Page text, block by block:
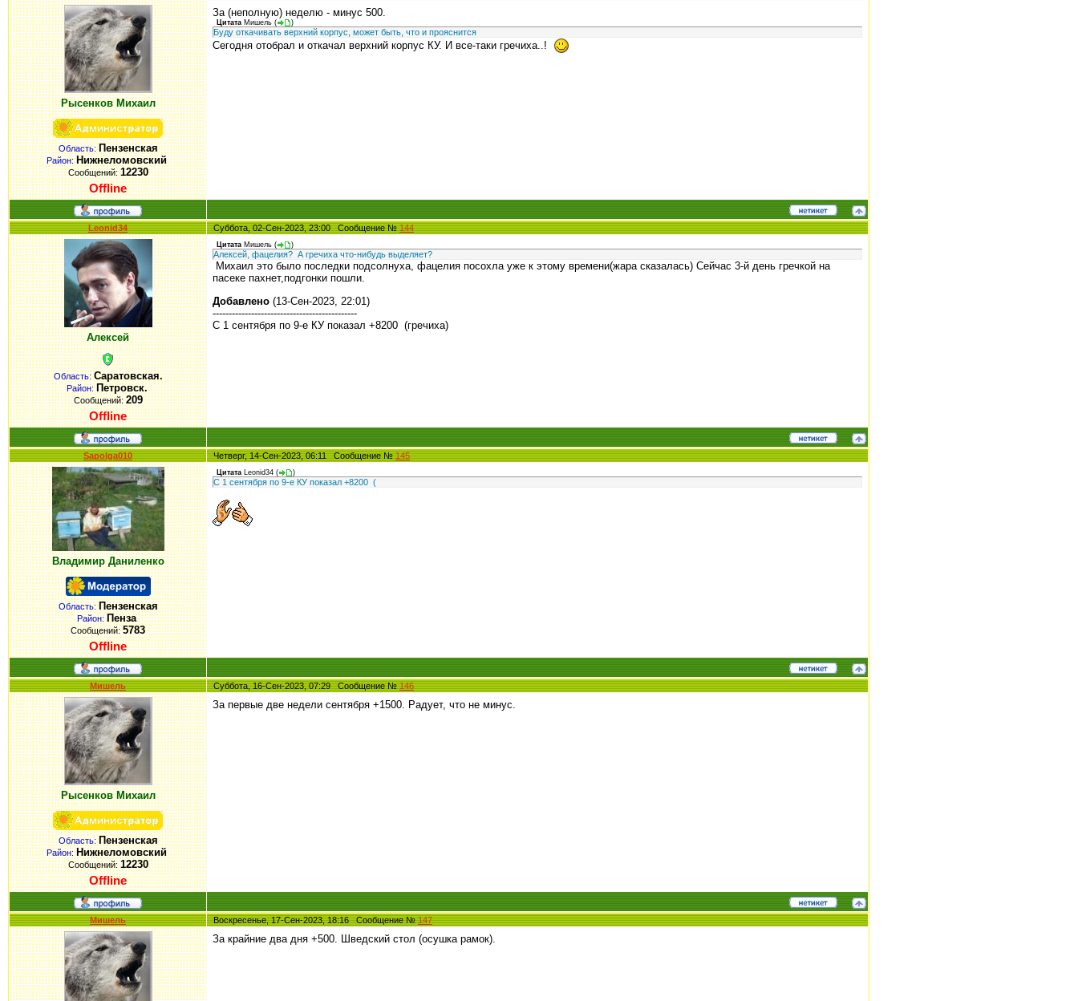
Рысенков Михаил
Область:Пензенская
Район: Нижнеломовский
Сообщений:12230
Offline
За (неполную) неделю - минус 500.
Цитата Мишель ( )
Буду откачивать верхний корпус, может быть, что и прояснится
Сегодня отобрал и откачал верхний корпус КУ. И все-таки гречиха..!
Leonid34 Суббота, 02-Сен-2023, 23:00 Сообщение №144
Алексей
Область:Саратовская.
Район: Петровск.
Сообщений:209
Offline
Цитата Мишель ( )
Алексей, фацелия? А гречиха что-нибудь выделяет?
Михаил это было последки подсолнуха, фацелия посохла уже к этому времени(жара сказалась) Сейчас 3-й день гречкой на
пасеке пахнет,подгонки пошли.
Добавлено (13-Сен-2023, 22:01)
---------------------------------------------
С 1 сентября по 9-е КУ показал +8200 (гречиха)
Sapolga010 Четверг, 14-Сен-2023, 06:11 Сообщение №145
Владимир Даниленко
Область:Пензенская
Район: Пенза
Сообщений:5783
Offline
Цитата Leonid34 ( )
С 1 сентября по 9-е КУ показал +8200 (
Мишель Суббота, 16-Сен-2023, 07:29 Сообщение №146
Рысенков Михаил
Область:Пензенская
Район: Нижнеломовский
Сообщений:12230
Offline
За первые две недели сентября +1500. Радует, что не минус.
Мишель Воскресенье, 17-Сен-2023, 18:16 Сообщение №147
За крайние два дня +500. Шведский стол (осушка рамок).